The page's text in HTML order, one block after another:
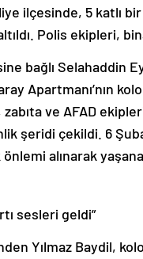
ilçesinde, 5 katlı
Polis ekipleri,
bağlı Selahaddin
Apartmanı’nın
ve AFAD
şeridi çekildi. 6
alınarak
sesleri geldi”
Yılmaz Baydil,